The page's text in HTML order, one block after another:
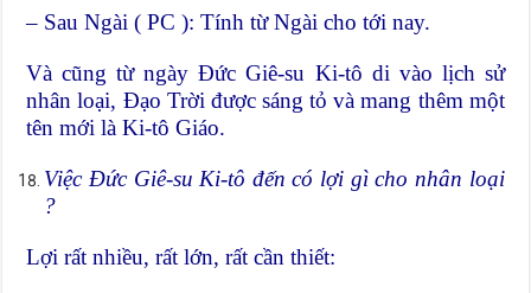
– Sau Ngài ( PC ): Tính từ Ngài cho tới nay.
Và cũng từ ngày Đức Giê-su Ki-tô di vào lịch sử
nhân loại, Đạo Trời được sáng tỏ và mang thêm một
tên mới là Ki-tô Giáo.
Việc Đức Giê-su Ki-tô đến có lợi gì cho nhân loại
?
Lợi rất nhiều, rất lớn, rất cần thiết: